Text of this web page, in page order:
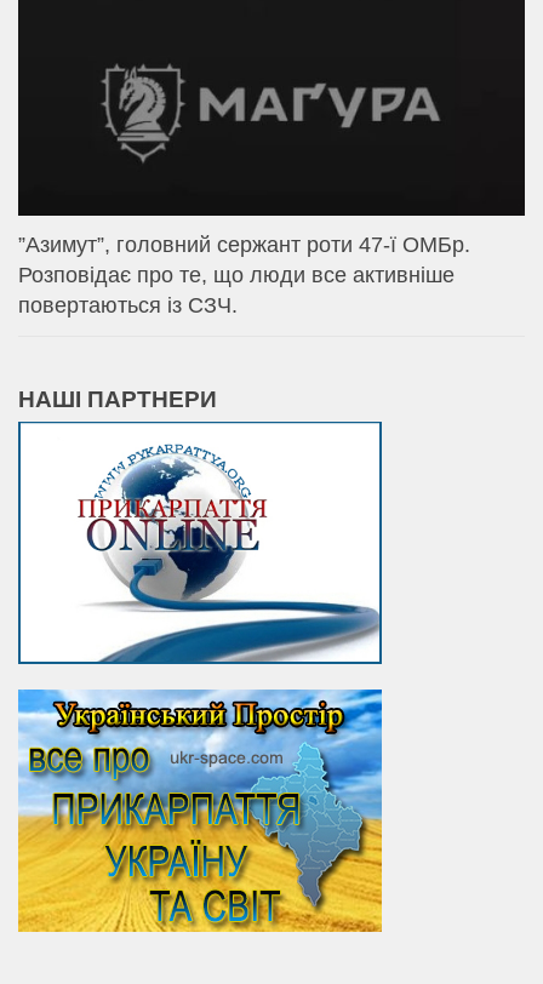
⁨”Азимут”, головний сержант роти 47-ї ОМБр.
Розповідає про те, що люди все активніше
повертаються із СЗЧ.
НАШІ ПАРТНЕРИ